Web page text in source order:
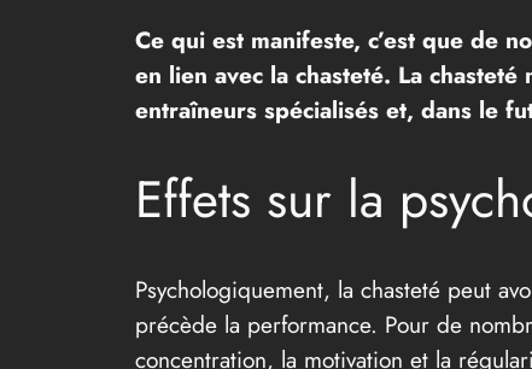
Ce qui est manifeste, c’est que de
en lien avec la chasteté. La
entraîneurs spécialisés et, dans le
Effets sur la
Psychologiquement, la chasteté peut
précède la performance. Pour de
concentration, la motivation et la